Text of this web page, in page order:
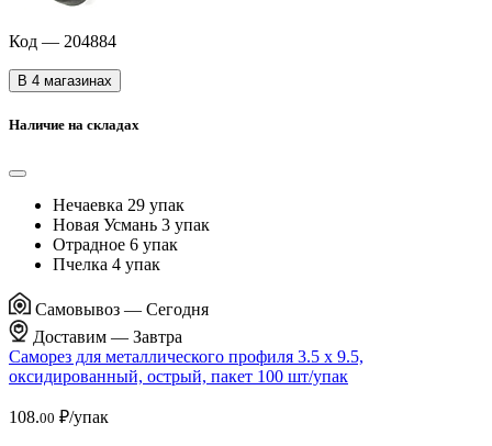
Код — 204884
В 4 магазинах
Наличие на складах
Нечаевка 29 упак
Новая Усмань 3 упак
Отрадное 6 упак
Пчелка 4 упак
Самовывоз — Сегодня
Доставим — Завтра
Саморез для металлического профиля 3.5 х 9.5,
оксидированный, острый, пакет 100 шт/упак
108.00 ₽/упак